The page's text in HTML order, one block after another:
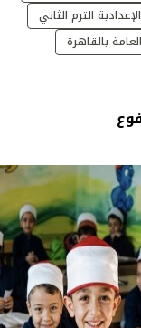
الترم الثاني
بالقاهرة